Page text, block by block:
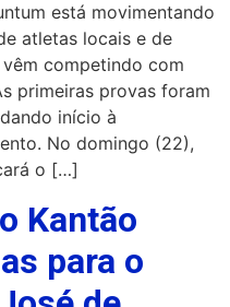
está movimentando
atletas locais e de
competindo com
primeiras provas foram
início à
No domingo (22),
o […]
Kantão
para o